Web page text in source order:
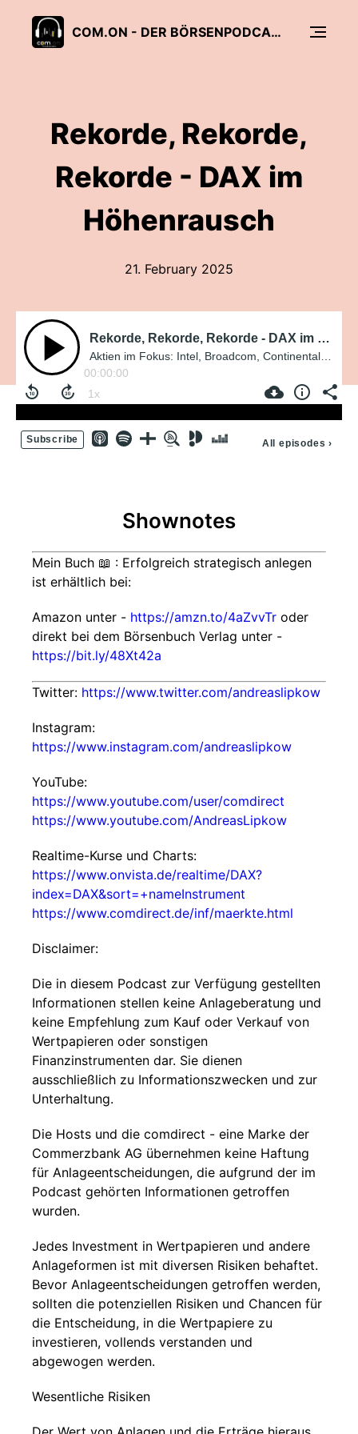
COM.ON - DER BÖRSENPODCAST
Rekorde, Rekorde,
Rekorde - DAX im
Höhenrausch
21. February 2025
Rekorde, Rekorde, Rekorde - DAX im Höhenrausch
00:00:00
Subscribe All episodes ›
Shownotes
Mein Buch 📖 : Erfolgreich strategisch anlegen
ist erhältlich bei:
Amazon unter - https://amzn.to/4aZvvTr oder
direkt bei dem Börsenbuch Verlag unter -
https://bit.ly/48Xt42a
Twitter: https://www.twitter.com/andreaslipkow
Instagram:
https://www.instagram.com/andreaslipkow
YouTube:
https://www.youtube.com/user/comdirect
https://www.youtube.com/AndreasLipkow
Realtime-Kurse und Charts:
https://www.onvista.de/realtime/DAX?
index=DAX&sort=+nameInstrument
https://www.comdirect.de/inf/maerkte.html
Disclaimer:
Die in diesem Podcast zur Verfügung gestellten
Informationen stellen keine Anlageberatung und
keine Empfehlung zum Kauf oder Verkauf von
Wertpapieren oder sonstigen
Finanzinstrumenten dar. Sie dienen
ausschließlich zu Informationszwecken und zur
Unterhaltung.
Die Hosts und die comdirect - eine Marke der
Commerzbank AG übernehmen keine Haftung
für Anlageentscheidungen, die aufgrund der im
Podcast gehörten Informationen getroffen
wurden.
Jedes Investment in Wertpapieren und andere
Anlageformen ist mit diversen Risiken behaftet.
Bevor Anlageentscheidungen getroffen werden,
sollten die potenziellen Risiken und Chancen für
die Entscheidung, in die Wertpapiere zu
investieren, vollends verstanden und
abgewogen werden.
Wesentliche Risiken